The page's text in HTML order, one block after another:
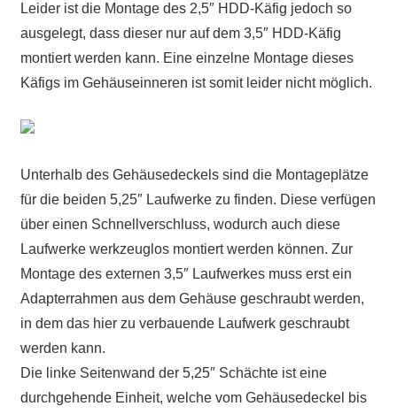
Leider ist die Montage des 2,5″ HDD-Käfig jedoch so
ausgelegt, dass dieser nur auf dem 3,5″ HDD-Käfig
montiert werden kann. Eine einzelne Montage dieses
Käfigs im Gehäuseinneren ist somit leider nicht möglich.
Unterhalb des Gehäusedeckels sind die Montageplätze
für die beiden 5,25″ Laufwerke zu finden. Diese verfügen
über einen Schnellverschluss, wodurch auch diese
Laufwerke werkzeuglos montiert werden können. Zur
Montage des externen 3,5″ Laufwerkes muss erst ein
Adapterrahmen aus dem Gehäuse geschraubt werden,
in dem das hier zu verbauende Laufwerk geschraubt
werden kann.
Die linke Seitenwand der 5,25″ Schächte ist eine
durchgehende Einheit, welche vom Gehäusedeckel bis